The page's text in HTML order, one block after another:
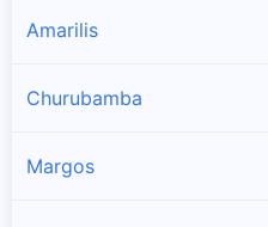
Amarilis
Churubamba
Margos